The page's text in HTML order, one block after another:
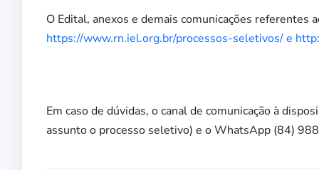
O Edital, anexos e demais comunicações
https://www.rn.iel.org.br/processos-seletivos/ e
Em caso de dúvidas, o canal de comunicação à
assunto o processo seletivo) e o WhatsApp (84)